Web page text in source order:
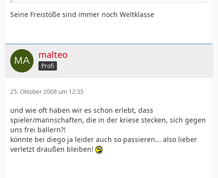
Seine Freistöße sind immer noch Weltklasse
malteo
Profi
25. Oktober 2008 um 12:35
und wie oft haben wir es schon erlebt, dass
spieler/mannschaften, die in der kriese stecken, sich gegen
uns frei ballern?!
könnte bei diego ja leider auch so passieren... also lieber
verletzt draußen bleiben!